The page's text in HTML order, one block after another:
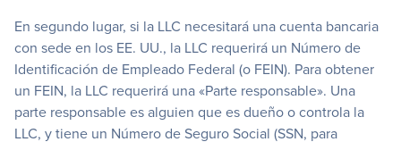
En segundo lugar, si la LLC necesitará una cuenta bancaria
con sede en los EE. UU., la LLC requerirá un Número de
Identificación de Empleado Federal (o FEIN). Para obtener
un FEIN, la LLC requerirá una «Parte responsable». Una
parte responsable es alguien que es dueño o controla la
LLC, y tiene un Número de Seguro Social (SSN, para